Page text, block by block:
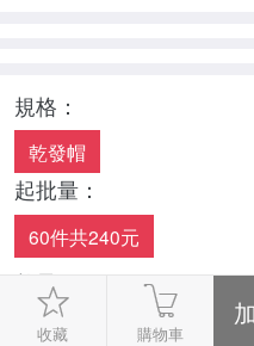
規格：
乾發帽
起批量：
60件共240元
數量：
-
+
收藏 購物車